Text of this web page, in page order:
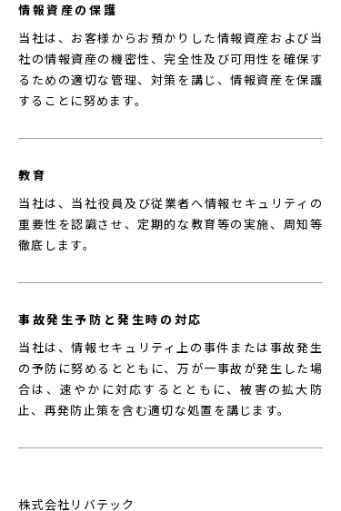
情報資産の保護
当社は、お客様からお預かりした情報資産および当
社の情報資産の機密性、完全性及び可用性を確保す
るための適切な管理、対策を講じ、情報資産を保護
することに努めます。
教育
当社は、当社役員及び従業者へ情報セキュリティの
重要性を認識させ、定期的な教育等の実施、周知等
徹底します。
事故発生予防と発生時の対応
当社は、情報セキュリティ上の事件または事故発生
の予防に努めるとともに、万が一事故が発生した場
合は、速やかに対応するとともに、被害の拡大防
止、再発防止策を含む適切な処置を講じます。
株式会社リバテック